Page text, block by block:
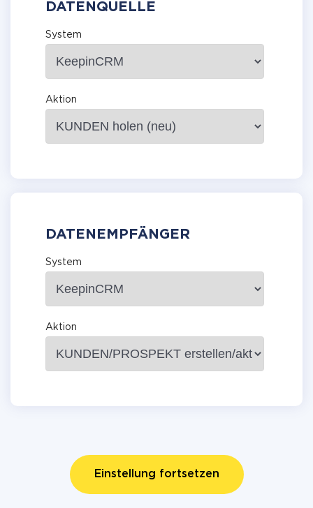
DATENQUELLE
System
Aktion
DATENEMPFÄNGER
System
Aktion
Einstellung fortsetzen